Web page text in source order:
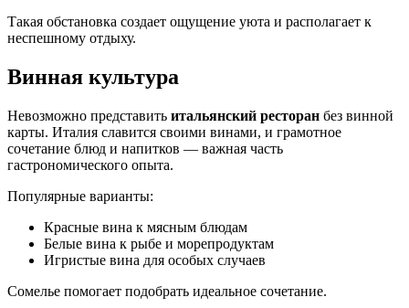
Такая обстановка создает ощущение уюта и располагает к
неспешному отдыху.
Винная культура
Невозможно представить итальянский ресторан без винной
карты. Италия славится своими винами, и грамотное
сочетание блюд и напитков — важная часть
гастрономического опыта.
Популярные варианты:
Красные вина к мясным блюдам
Белые вина к рыбе и морепродуктам
Игристые вина для особых случаев
Сомелье помогает подобрать идеальное сочетание.